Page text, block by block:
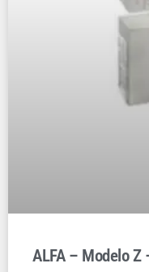
ALFA – Modelo Z